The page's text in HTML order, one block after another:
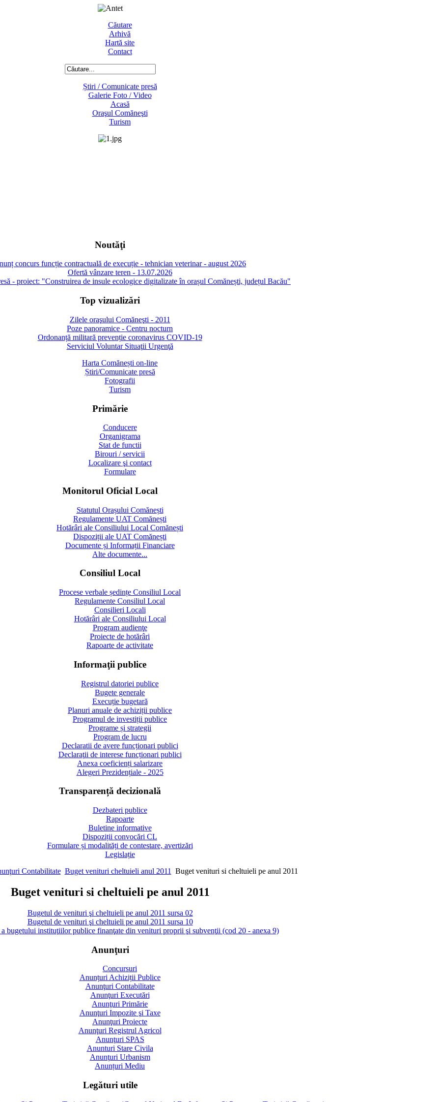
Căutare
Arhivă
Hartă site
Contact
Știri / Comunicate presă
Galerie Foto / Video
Acasă
Oraşul Comăneşti
Turism
Noutăţi
concurs funcție contractuală de execuție - tehnician veterinar - august 2026
Ofertă vânzare teren - 13.07.2026
- proiect: "Construirea de insule ecologice digitalizate în orașul Comănești, județul Bacău"
Top vizualizări
Zilele oraşului Comăneşti - 2011
Poze panoramice - Centru nocturn
Ordonanță militară prevenție coronavirus COVID-19
Serviciul Voluntar Situaţii Urgenţă
Harta Comănești on-line
Știri/Comunicate presă
Fotografii
Turism
Primărie
Conducere
Organigrama
Stat de functii
Birouri / servicii
Localizare şi contact
Formulare
Monitorul Oficial Local
Statutul Orașului Comănești
Regulamente UAT Comănești
Hotărâri ale Consiliului Local Comănești
Dispoziții ale UAT Comănești
Documente și Informații Financiare
Alte documente...
Consiliul Local
Procese verbale ședințe Consiliul Local
Regulamente Consiliul Local
Consilieri Locali
Hotărâri ale Consiliului Local
Program audienţe
Proiecte de hotărâri
Rapoarte de activitate
Informaţii publice
Registrul datoriei publice
Bugete generale
Execuție bugetară
Planuri anuale de achiziții publice
Programul de investiții publice
Programe și strategii
Program de lucru
Declaratii de avere funcționari publici
Declaraţii de interese funcționari publici
Anexa coeficienți salarizare
Alegeri Prezidențiale - 2025
Transparență decizională
Dezbateri publice
Rapoarte
Buletine informative
Dispoziții convocări CL
Formulare și modalități de contestare, avertizări
Legislație
Contabilitate Buget venituri cheltuieli anul 2011 Buget venituri si cheltuieli pe anul 2011
Buget venituri si cheltuieli pe anul 2011
Bugetul de venituri şi cheltuieli pe anul 2011 sursa 02
Bugetul de venituri şi cheltuieli pe anul 2011 sursa 10
bugetului instituţiilor publice finanţate din venituri proprii şi subvenţii (cod 20 - anexa 9)
Anunţuri
Concursuri
Anunțuri Achiziții Publice
Anunţuri Contabilitate
Anunţuri Executări
Anunţuri Primărie
Anunţuri Impozite şi Taxe
Anunţuri Proiecte
Anunţuri Registrul Agricol
Anunţuri SPAS
Anunturi Stare Civila
Anunţuri Urbanism
Anunțuri Mediu
Legături utile